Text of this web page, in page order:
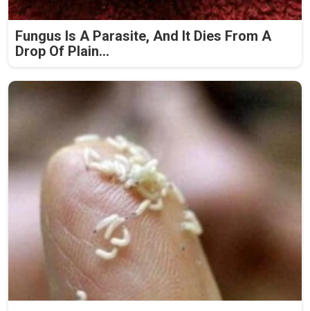
Fungus Is A Parasite, And It Dies From A
Drop Of Plain...